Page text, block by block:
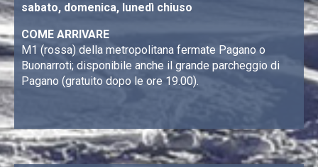
sabato, domenica, lunedì chiuso
COME ARRIVARE
M1 (rossa) della metropolitana fermate Pagano o
Buonarroti; disponibile anche il grande parcheggio di
Pagano (gratuito dopo le ore 19.00).